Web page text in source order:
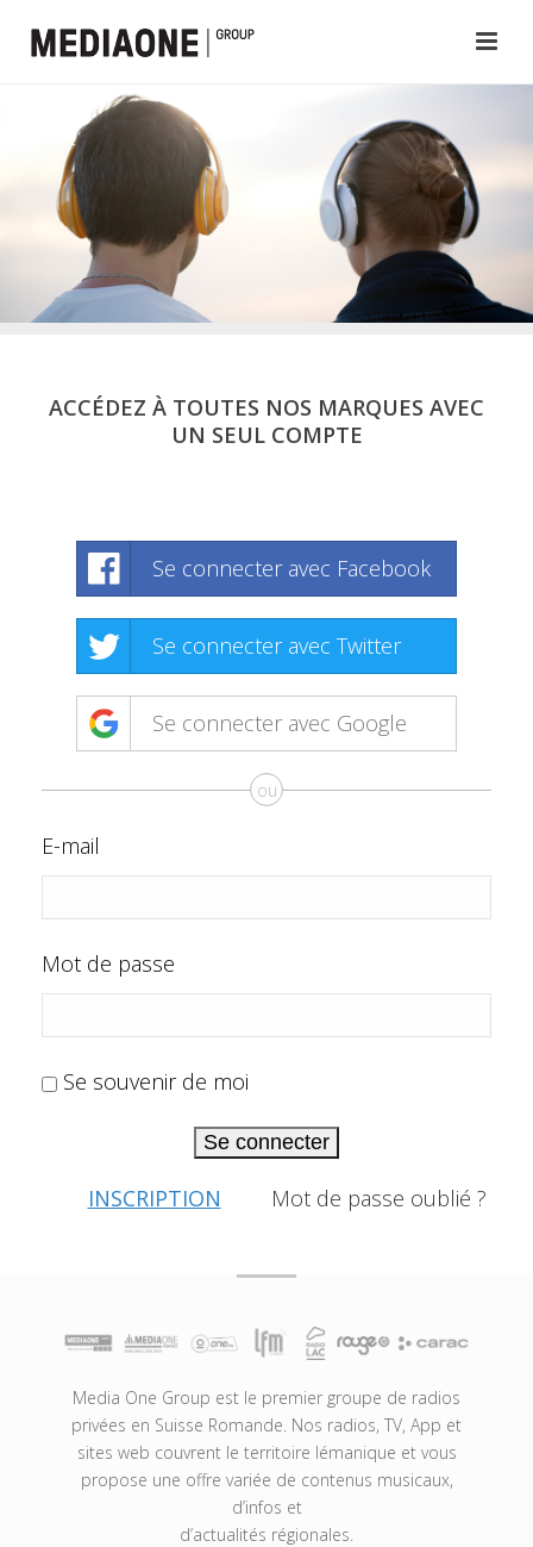
ACCÉDEZ À TOUTES NOS MARQUES AVEC
UN SEUL COMPTE
Se connecter avec Facebook
Se connecter avec Twitter
Se connecter avec Google
ou
E-mail
Mot de passe
Se souvenir de moi
Se connecter
INSCRIPTION Mot de passe oublié ?
Media One Group est le premier groupe de radios
privées en Suisse Romande. Nos radios, TV, App et
sites web couvrent le territoire lémanique et vous
propose une offre variée de contenus musicaux,
d’infos et
d’actualités régionales.